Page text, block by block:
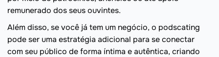
remunerado dos seus ouvintes.
Além disso, se você já tem um negócio, o podscating
pode ser uma estratégia adicional para se conectar
com seu público de forma íntima e autêntica, criando